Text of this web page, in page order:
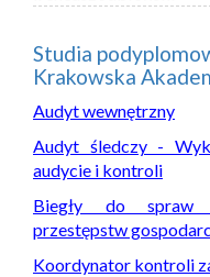
Studia
Krakowska
Audyt wewnętrzny
Audyt śledczy -
audycie i kontroli
Biegły do spraw
przestępstw
Koordynator kontroli